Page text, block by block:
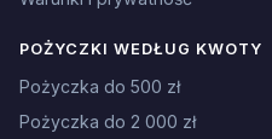
POŻYCZKI WEDŁUG KWOTY
Pożyczka do 500 zł
Pożyczka do 2 000 zł